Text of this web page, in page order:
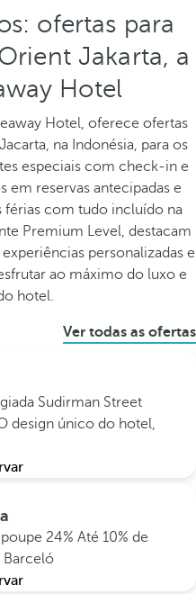
ofertas para
Jakarta, a
Hotel
Hotel, oferece ofertas
na Indonésia, para os
especiais com check-in e
reservas antecipadas e
férias com tudo incluído na
Premium Level, destacam
personalizadas e
ao máximo do luxo e
hotel.
Ver todas as ofertas
Sudirman Street
design único do hotel,
24% Até 10% de
Barceló